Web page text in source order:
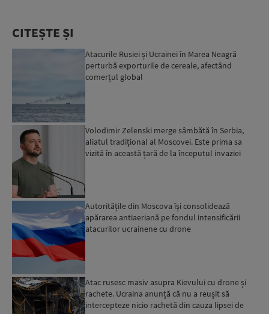
CITEȘTE ȘI
Atacurile Rusiei și Ucrainei în Marea Neagră
perturbă exporturile de cereale, afectând
comerțul global
Volodimir Zelenski merge sâmbătă în Serbia,
aliatul tradițional al Moscovei. Este prima sa
vizită în această țară de la începutul invaziei
Autoritățile din Moscova își consolidează
apărarea antiaeriană pe fondul intensificării
atacurilor ucrainene cu drone
Atac rusesc masiv asupra Kievului cu drone și
rachete. Ucraina anunță că nu a reușit să
intercepteze nicio rachetă din cauza lipsei de